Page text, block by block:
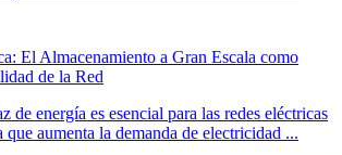
El Almacenamiento a Gran Escala como
de la Red
de energía es esencial para las redes eléctricas
que aumenta la demanda de electricidad ...